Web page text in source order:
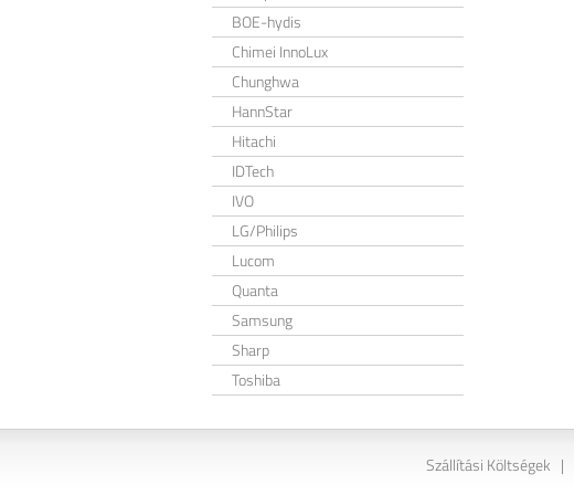
BOE-hydis
Chimei InnoLux
Chunghwa
HannStar
Hitachi
IDTech
IVO
LG/Philips
Lucom
Quanta
Samsung
Sharp
Toshiba
Szállítási Költségek |